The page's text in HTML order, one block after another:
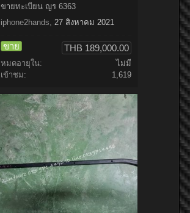
ขายทะเบียน ญร 6363
iphone2hands
27 สิงหาคม 2021
ขาย THB 189,000.00
หมดอายุใน:
ไม่มี
เข้าชม:
1,619